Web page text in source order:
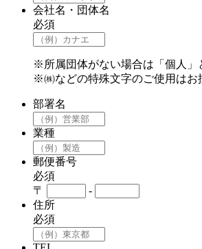
会社名・団体名
必須
※所属団体がない場合は「個人」
※㈱などの特殊文字のご使用はお
部署名
業種
郵便番号
必須
〒
-
住所
必須